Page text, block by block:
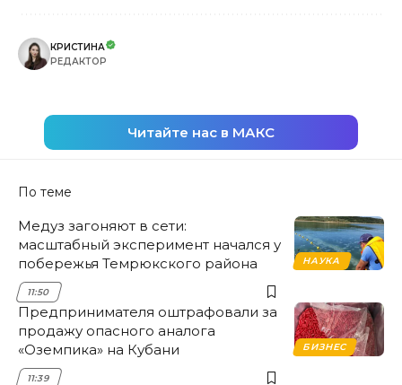
КРИСТИНА
РЕДАКТОР
Читайте нас в МАКС
По теме
НАУКА
Медуз загоняют в сети:
масштабный эксперимент начался у
побережья Темрюкского района
11:50
БИЗНЕС
Предпринимателя оштрафовали за
продажу опасного аналога
«Оземпика» на Кубани
11:39